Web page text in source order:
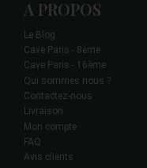
A PROPOS
Le Blog
Cave Paris - 8ème
Cave Paris - 16ème
Qui sommes nous ?
Contactez-nous
Livraison
Mon compte
FAQ
Avis clients